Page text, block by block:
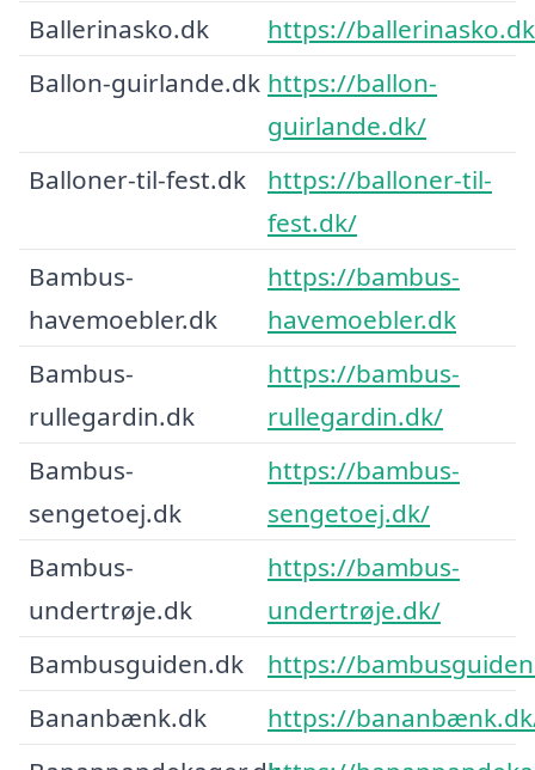
Ballerinasko.dk
https://
Ballon-guirlande.dk https://ballon-
guirlande.dk/
Balloner-til-fest.dk
https://balloner-til-
fest.dk/
Bambus-
havemoebler.dk
https://bambus-
havemoebler.dk
Bambus-
rullegardin.dk
https://bambus-
rullegardin.dk/
Bambus-
sengetoej.dk
https://bambus-
sengetoej.dk/
Bambus-
undertrøje.dk
https://bambus-
undertrøje.dk/
Bambusguiden.dk
https://
Bananbænk.dk
https://